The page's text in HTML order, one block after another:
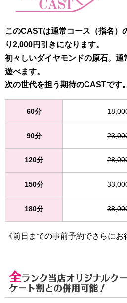
このCASTは通常コース（指名）
り2,000円引きになります。
初々しいダイヤモンドの原石。通
遊べます。
次の世代を担う期待のCASTです。
60分
90分
120分
150分
180分
《前日までの事前予約でさらにお
全ランク当店オリジナルク
ケート割との併用可能！